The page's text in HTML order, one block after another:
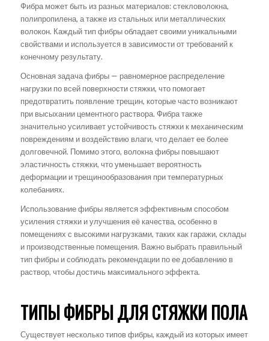
Фибра может быть из разных материалов: стекловолокна,
полипропилена, а также из стальных или металлических
волокон. Каждый тип фибры обладает своими уникальными
свойствами и используется в зависимости от требований к
конечному результату.
Основная задача фибры — равномерное распределение
нагрузки по всей поверхности стяжки, что помогает
предотвратить появление трещин, которые часто возникают
при высыхании цементного раствора. Фибра также
значительно усиливает устойчивость стяжки к механическим
повреждениям и воздействию влаги, что делает ее более
долговечной. Помимо этого, волокна фибры повышают
эластичность стяжки, что уменьшает вероятность
деформации и трещинообразования при температурных
колебаниях.
Использование фибры является эффективным способом
усиления стяжки и улучшения её качества, особенно в
помещениях с высокими нагрузками, таких как гаражи, склады
и производственные помещения. Важно выбрать правильный
тип фибры и соблюдать рекомендации по ее добавлению в
раствор, чтобы достичь максимального эффекта.
ТИПЫ ФИБРЫ ДЛЯ СТЯЖКИ ПОЛА
Существует несколько типов фибры, каждый из которых имеет